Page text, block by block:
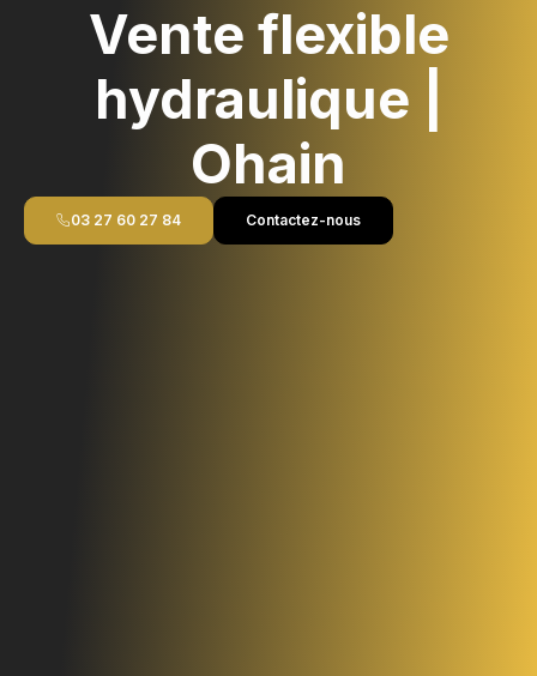
Vente flexible
hydraulique |
Ohain
03 27 60 27 84 Contactez-nous